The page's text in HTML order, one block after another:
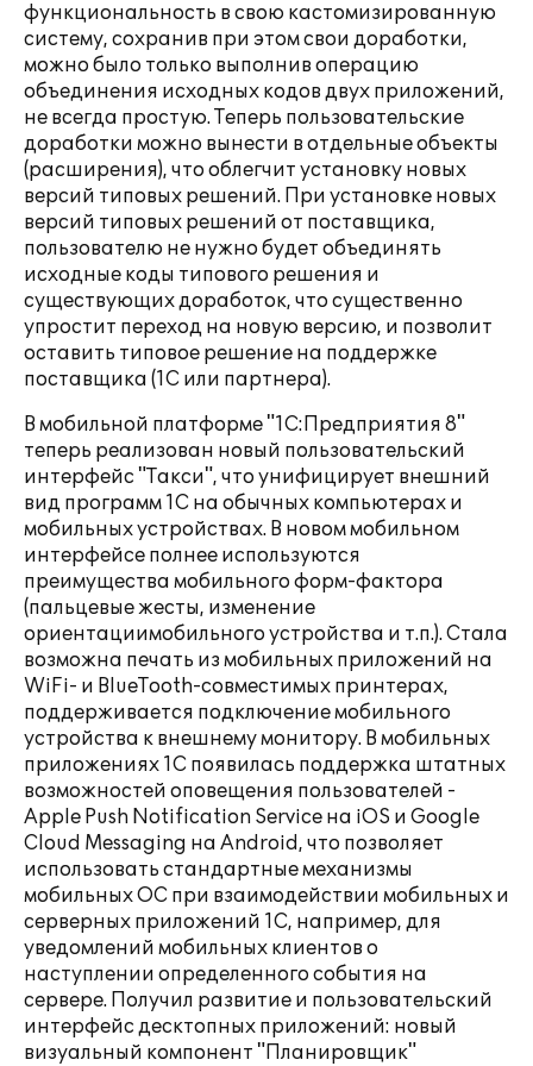
функциональность в свою кастомизированную
систему, сохранив при этом свои доработки,
можно было только выполнив операцию
объединения исходных кодов двух приложений,
не всегда простую. Теперь пользовательские
доработки можно вынести в отдельные объекты
(расширения), что облегчит установку новых
версий типовых решений. При установке новых
версий типовых решений от поставщика,
пользователю не нужно будет объединять
исходные коды типового решения и
существующих доработок, что существенно
упростит переход на новую версию, и позволит
оставить типовое решение на поддержке
поставщика (1С или партнера).
В мобильной платформе "1С:Предприятия 8"
теперь реализован новый пользовательский
интерфейс "Такси", что унифицирует внешний
вид программ 1С на обычных компьютерах и
мобильных устройствах. В новом мобильном
интерфейсе полнее используются
преимущества мобильного форм-фактора
(пальцевые жесты, изменение
ориентациимобильного устройства и т.п.). Стала
возможна печать из мобильных приложений на
WiFi- и BlueTooth-совместимых принтерах,
поддерживается подключение мобильного
устройства к внешнему монитору. В мобильных
приложениях 1С появилась поддержка штатных
возможностей оповещения пользователей -
Apple Push Notification Service на iOS и Google
Cloud Messaging на Android, что позволяет
использовать стандартные механизмы
мобильных ОС при взаимодействии мобильных и
серверных приложений 1С, например, для
уведомлений мобильных клиентов о
наступлении определенного события на
сервере. Получил развитие и пользовательский
интерфейс десктопных приложений: новый
визуальный компонент "Планировщик"